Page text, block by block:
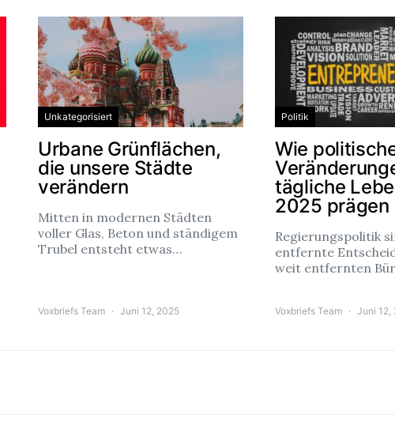
Unkategorisiert
Urbane Grünflächen,
die unsere Städte
verändern
Mitten in modernen Städten
voller Glas, Beton und ständigem
Trubel entsteht etwas…
Voxbriefs Team Juni 12, 2025
Politik
Wie
tägliche
2025 prägen
Regierungspolitik
entfernte
weit entfernten
Voxbriefs Team Juni 12,